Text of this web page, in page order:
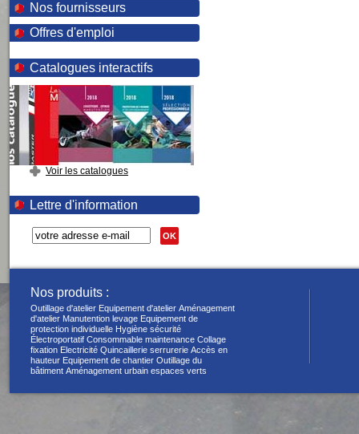
Nos fournisseurs
Offres d'emploi
Catalogues interactifs
Voir les catalogues
Lettre d'information
OK
Nos produits :
Outillage d'atelier Equipement d'atelier Aménagement
d'atelier Manutention levage Equipement de
protection individuelle Hygiène sécurité
Électroportatif Consommable maintenance Collage
fixation Electricité Quincaillerie serrurerie Accès en
hauteur Equipement de chantier Outillage du
bâtiment Aménagement urbain espaces verts